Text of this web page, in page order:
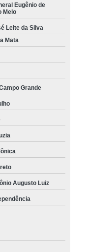
Eugênio de
Melo
Leite da Silva
Mata
Grande
Augusto Luiz